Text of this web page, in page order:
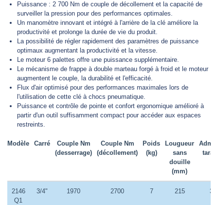
Puissance : 2 700 Nm de couple de décollement et la capacité de
surveiller la pression pour des performances optimales.
Un manomètre innovant et intégré à l'arrière de la clé améliore la
productivité et prolonge la durée de vie du produit.
La possibilité de régler rapidement des paramètres de puissance
optimaux augmentant la productivité et la vitesse.
Le moteur 6 palettes offre une puissance supplémentaire.
Le mécanisme de frappe à double marteau forgé à froid et le moteur
augmentent le couple, la durabilité et l'efficacité.
Flux d'air optimisé pour des performances maximales lors de
l'utilisation de cette clé à chocs pneumatique.
Puissance et contrôle de pointe et confort ergonomique amélioré à
partir d'un outil suffisamment compact pour accéder aux espaces
restreints.
Modèle Carré
Couple Nm
(desserrage)
Couple Nm
(décollement)
Poids
(kg)
Lougueur
sans
douille
(mm)
2146
Q1
3/4" 1970 2700 7 215 3/